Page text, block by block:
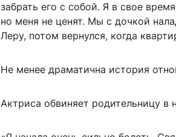
забрать его с собой. Я в свое
но меня не ценят. Мы с дочкой
Леру, потом вернулся, когда
Не менее драматична история
Актриса обвиняет родительницу в